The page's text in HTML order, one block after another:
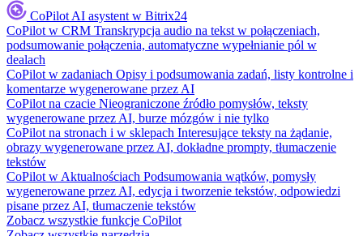
CoPilot AI asystent w Bitrix24
CoPilot w CRM Transkrypcja audio na tekst w połączeniach,
podsumowanie połączenia, automatyczne wypełnianie pól w
dealach
CoPilot w zadaniach Opisy i podsumowania zadań, listy kontrolne i
komentarze wygenerowane przez AI
CoPilot na czacie Nieograniczone źródło pomysłów, teksty
wygenerowane przez AI, burze mózgów i nie tylko
CoPilot na stronach i w sklepach Interesujące teksty na żądanie,
obrazy wygenerowane przez AI, dokładne prompty, tłumaczenie
tekstów
CoPilot w Aktualnościach Podsumowania wątków, pomysły
wygenerowane przez AI, edycja i tworzenie tekstów, odpowiedzi
pisane przez AI, tłumaczenie tekstów
Zobacz wszystkie funkcje CoPilot